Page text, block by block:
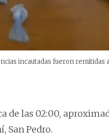
incautadas fueron remitidas
de las 02:00,
San Pedro.